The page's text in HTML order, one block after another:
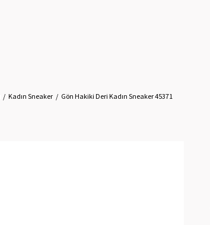
Kadın Sneaker Gön Hakiki Deri Kadın Sneaker 45371